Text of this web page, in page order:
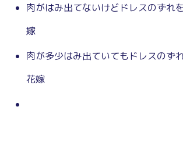
肉がはみ出てないけどドレスのずれ
嫁
肉が多少はみ出ていてもドレスのず
花嫁